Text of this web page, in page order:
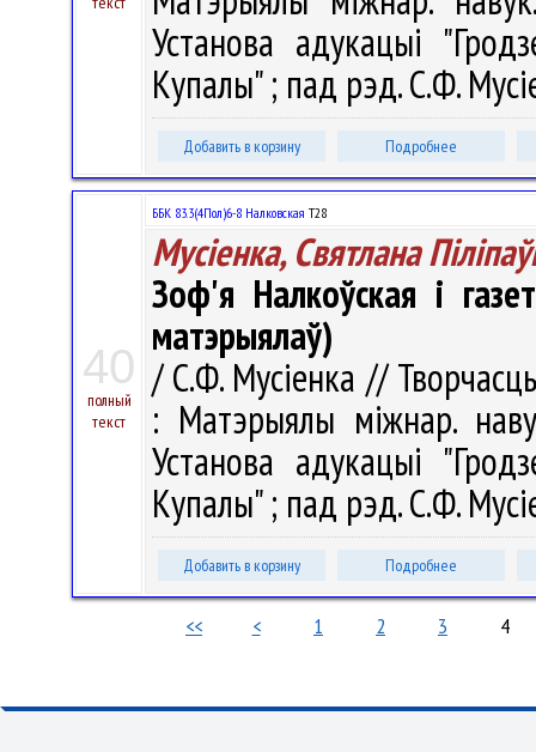
Установа адукацыі
Купалы" ; пад рэд. С.Ф.
Добавить в корзину Подробнее
40
полный
текст
ББК 83.3(4Пол)6-8 Налковская Т28
Мусіенка, Святлана
Зоф'я Налкоўская і
матэрыялаў)
/ С.Ф. Мусіенка //
: Матэрыялы міжнар.
Установа адукацыі
Купалы" ; пад рэд. С.Ф.
Добавить в корзину Подробнее
<< < 1 2 3 4